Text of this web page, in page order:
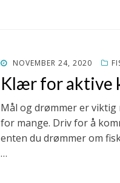
POSTED
NOVEMBER 24, 2020
Klær for aktive
Mål og drømmer er viktig
for mange. Driv for å
enten du drømmer om
…